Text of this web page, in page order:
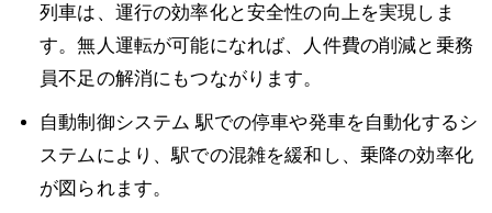
列車は、運行の効率化と安全性の向上を実現しま
す。無人運転が可能になれば、人件費の削減と乗務
員不足の解消にもつながります。
自動制御システム 駅での停車や発車を自動化するシ
ステムにより、駅での混雑を緩和し、乗降の効率化
が図られます。